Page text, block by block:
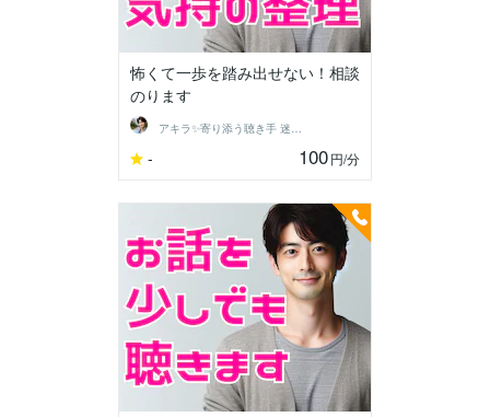
怖くて一歩を踏み出せない！相談
のります
アキラ✨寄り添う聴き手 迷い不安の相談室
- 100円/分